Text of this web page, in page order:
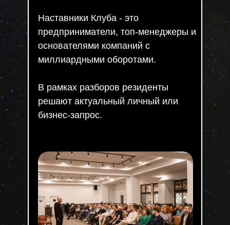
Наставники Клуба - это
предприниматели, топ-менеджеры и
основателями компаний с
миллиардными оборотами.
В рамках разборов резиденты
решают актуальный личный или
бизнес-запрос.